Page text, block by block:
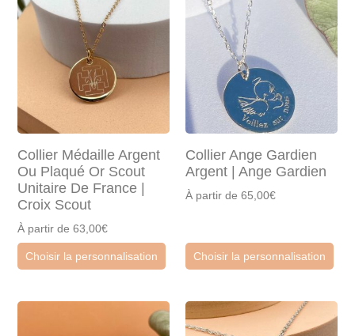
Collier Médaille Argent
Ou Plaqué Or Scout
Unitaire De France |
Croix Scout
À partir de 63,00€
Choisir la personnalisation
Collier Ange Gardien
Argent | Ange Gardien
À partir de 65,00€
Choisir la personnalisation